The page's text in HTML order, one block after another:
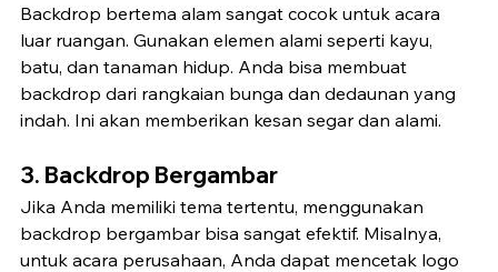
Backdrop bertema alam sangat cocok untuk acara
luar ruangan. Gunakan elemen alami seperti kayu,
batu, dan tanaman hidup. Anda bisa membuat
backdrop dari rangkaian bunga dan dedaunan yang
indah. Ini akan memberikan kesan segar dan alami.
3. Backdrop Bergambar
Jika Anda memiliki tema tertentu, menggunakan
backdrop bergambar bisa sangat efektif. Misalnya,
untuk acara perusahaan, Anda dapat mencetak logo